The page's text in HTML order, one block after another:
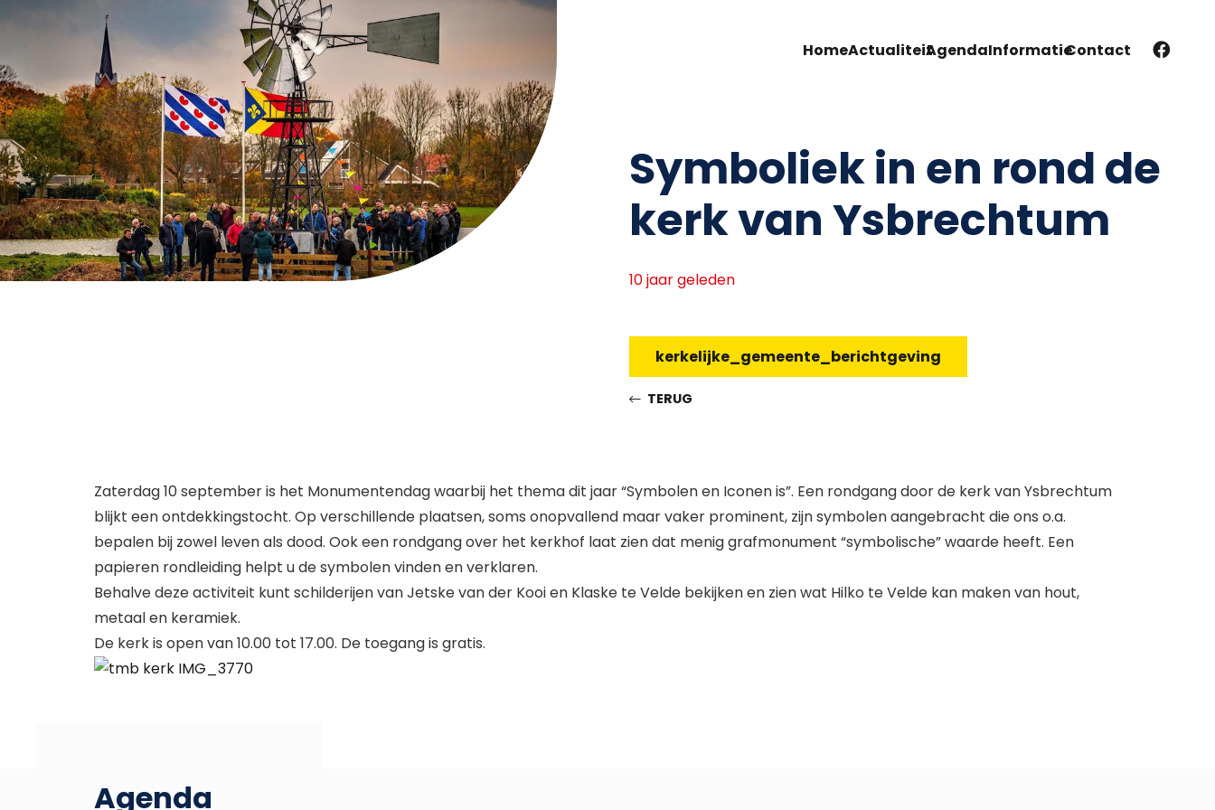
HomeActualiteitAgendaInformatieContact
Symboliek in en rond de
kerk van Ysbrechtum
10 jaar geleden
kerkelijke_gemeente_berichtgeving
TERUG
Zaterdag 10 september is het Monumentendag waarbij het thema dit jaar “Symbolen en Iconen is”. Een rondgang door de kerk van Ysbrechtum
blijkt een ontdekkingstocht. Op verschillende plaatsen, soms onopvallend maar vaker prominent, zijn symbolen aangebracht die ons o.a.
bepalen bij zowel leven als dood. Ook een rondgang over het kerkhof laat zien dat menig grafmonument “symbolische” waarde heeft. Een
papieren rondleiding helpt u de symbolen vinden en verklaren.
Behalve deze activiteit kunt schilderijen van Jetske van der Kooi en Klaske te Velde bekijken en zien wat Hilko te Velde kan maken van hout,
metaal en keramiek.
De kerk is open van 10.00 tot 17.00. De toegang is gratis.
Agenda